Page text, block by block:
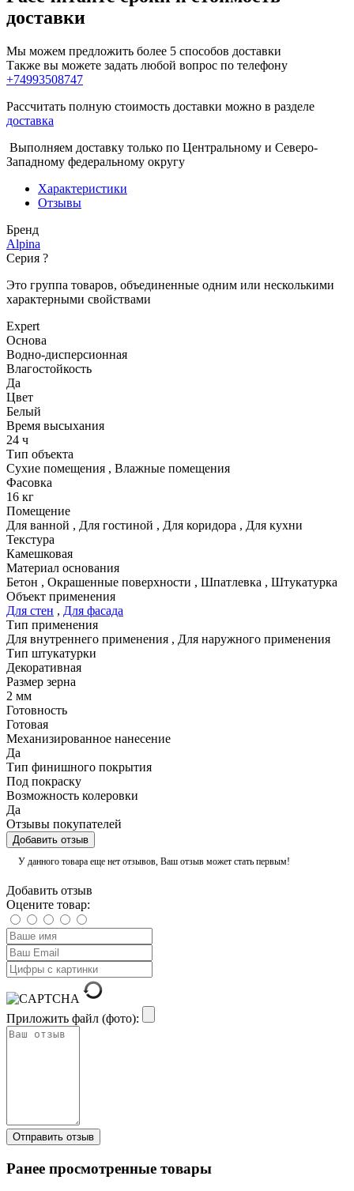
доставки
Мы можем предложить более 5 способов доставки
Также вы можете задать любой вопрос по телефону
+74993508747
Рассчитать полную стоимость доставки можно в разделе
доставка
Выполняем доставку только по Центральному и Северо-
Западному федеральному округу
Характеристики
Отзывы
Бренд
Alpina
Серия ?
Это группа товаров, объединенные одним или несколькими
характерными свойствами
Expert
Основа
Водно-дисперсионная
Влагостойкость
Да
Цвет
Белый
Время высыхания
24 ч
Тип объекта
Сухие помещения , Влажные помещения
Фасовка
16 кг
Помещение
Для ванной , Для гостиной , Для коридора , Для кухни
Текстура
Камешковая
Материал основания
Бетон , Окрашенные поверхности , Шпатлевка , Штукатурка
Объект применения
Для стен , Для фасада
Тип применения
Для внутреннего применения , Для наружного применения
Тип штукатурки
Декоративная
Размер зерна
2 мм
Готовность
Готовая
Механизированное нанесение
Да
Тип финишного покрытия
Под покраску
Возможность колеровки
Да
Отзывы покупателей
Добавить отзыв
У данного товара еще нет отзывов, Ваш отзыв может стать первым!
Добавить отзыв
Оцените товар:
Приложить файл (фото):
Ранее просмотренные товары